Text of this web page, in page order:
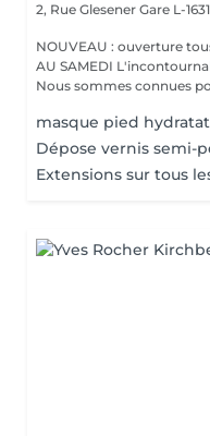
2, Rue Glesener Gare L-1631
NOUVEAU : ouverture
AU SAMEDI L'incontournable institut de beauté à Luxembourg.
Nous sommes connues
masque pied
Dépose vernis semi-
Extensions sur tous